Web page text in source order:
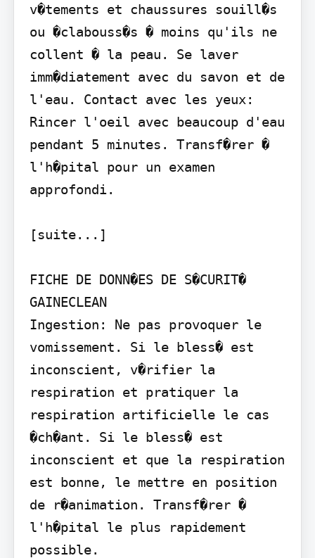
v�tements et chaussures souill�s
ou �clabouss�s � moins qu'ils ne
collent � la peau. Se laver
imm�diatement avec du savon et de
l'eau. Contact avec les yeux:
Rincer l'oeil avec beaucoup d'eau
pendant 5 minutes. Transf�rer �
l'h�pital pour un examen
approfondi.
[suite...]
FICHE DE DONN�ES DE S�CURIT�
GAINECLEAN
Ingestion: Ne pas provoquer le
vomissement. Si le bless� est
inconscient, v�rifier la
respiration et pratiquer la
respiration artificielle le cas
�ch�ant. Si le bless� est
inconscient et que la respiration
est bonne, le mettre en position
de r�animation. Transf�rer �
l'h�pital le plus rapidement
possible.